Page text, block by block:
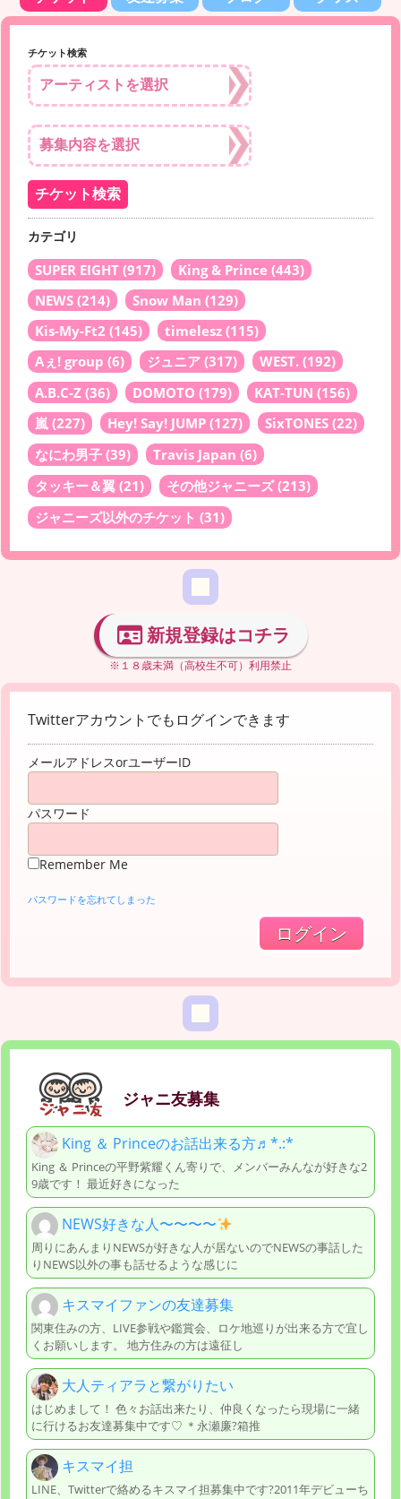
チケット検索
カテゴリ
SUPER EIGHT (917) King & Prince (443)
NEWS (214) Snow Man (129)
Kis-My-Ft2 (145) timelesz (115)
Aぇ! group (6) ジュニア (317) WEST. (192)
A.B.C-Z (36) DOMOTO (179) KAT-TUN (156)
嵐 (227) Hey! Say! JUMP (127) SixTONES (22)
なにわ男子 (39) Travis Japan (6)
タッキー＆翼 (21) その他ジャニーズ(213)
ジャニーズ以外のチケット (31)
新規登録はコチラ
※１８歳未満（高校生不可）利用禁止
Twitterアカウントでもログインできます
メールアドレスorユーザーID
パスワード
Remember Me
パスワードを忘れてしまった
ジャニ友募集
King ＆ Princeのお話出来る方♬︎*.:*
King ＆ Princeの平野紫耀くん寄りで、メンバーみんなが好きな2
9歳です！ 最近好きになった
NEWS好きな人〜〜〜〜
周りにあんまりNEWSが好きな人が居ないのでNEWSの事話した
りNEWS以外の事も話せるような感じに
キスマイファンの友達募集
関東住みの方、LIVE参戦や鑑賞会、ロケ地巡りが出来る方で宜し
くお願いします。 地方住みの方は遠征し
大人ティアラと繋がりたい
はじめまして！ 色々お話出来たり、仲良くなったら現場に一緒
に行けるお友達募集中です♡ ＊永瀬廉?箱推
キスマイ担
LINE、Twitterで絡めるキスマイ担募集中です?2011年デビューち